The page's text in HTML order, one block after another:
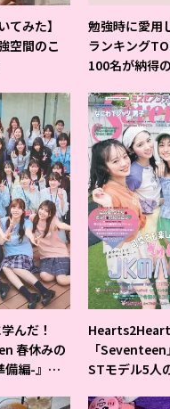
てみた】
空間のこ
勉強時に愛用
ランキング
100名が納得
んだ！
春休みの
備編-』イ
「
STモデル5人